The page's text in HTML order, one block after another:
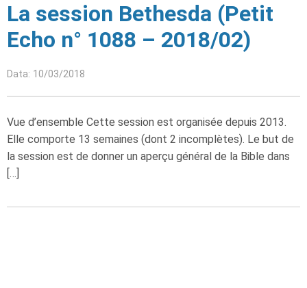
La session Bethesda (Petit
Echo n° 1088 – 2018/02)
Data: 10/03/2018
Vue d’ensemble Cette session est organisée depuis 2013.
Elle comporte 13 semaines (dont 2 incomplètes). Le but de
la session est de donner un aperçu général de la Bible dans
[…]